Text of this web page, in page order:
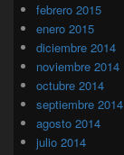
febrero 2015
enero 2015
diciembre 2014
noviembre 2014
octubre 2014
septiembre 2014
agosto 2014
julio 2014